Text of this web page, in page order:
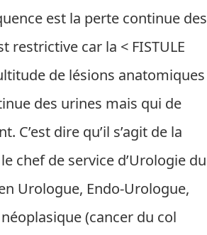
est la perte continue des
car la < FISTULE
de lésions anatomiques
des urines mais qui de
dire qu’il s’agit de la
chef de service d’Urologie du
Urologue, Endo-Urologue,
(cancer du col